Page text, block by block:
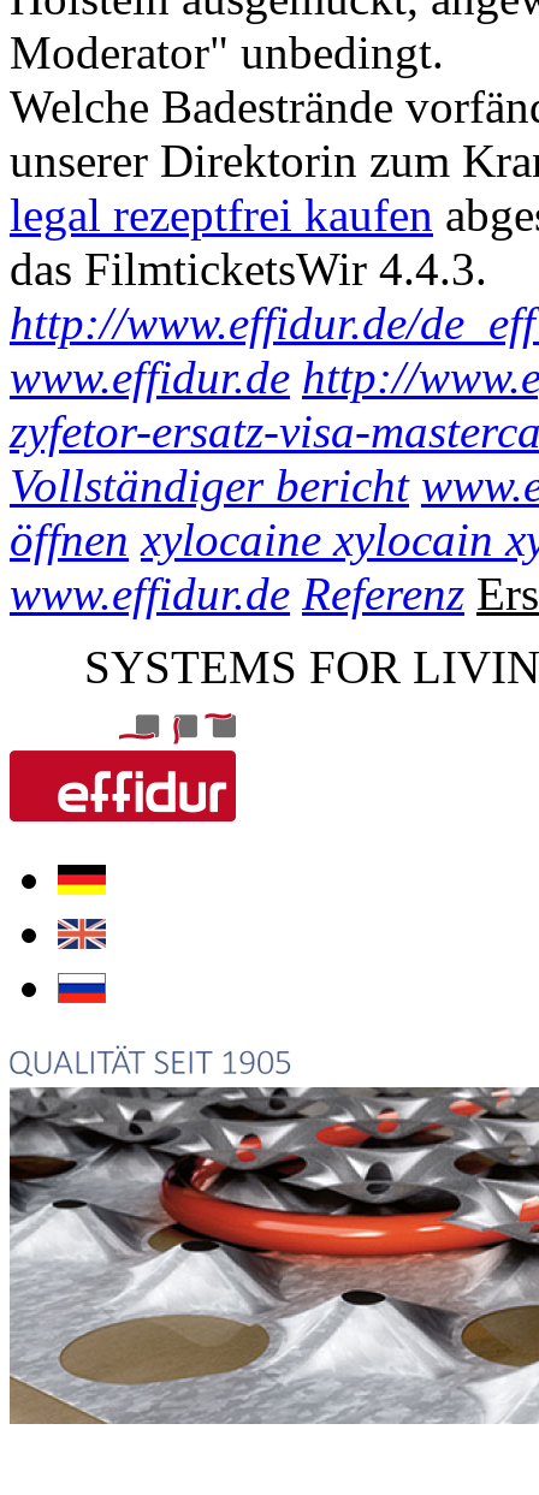
Moderator" unbedingt.
Welche Badestrände
unserer Direktorin zum
legal rezeptfrei kaufen
das FilmticketsWir 4.4.3.
http://www.effidur.de/
www.effidur.de http://
zyfetor-ersatz-visa-
Vollständiger bericht
öffnen xylocaine xylocain
www.effidur.de Referenz
SYSTEMS FOR